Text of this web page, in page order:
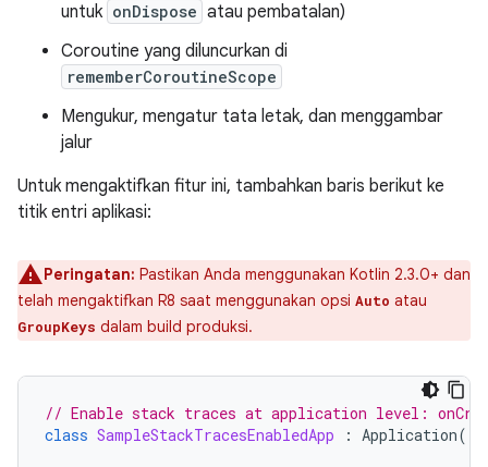
untuk onDispose atau pembatalan)
Coroutine yang diluncurkan di
rememberCoroutineScope
Mengukur, mengatur tata letak, dan menggambar
jalur
Untuk mengaktifkan fitur ini, tambahkan baris berikut ke
titik entri aplikasi:
Peringatan: Pastikan Anda menggunakan Kotlin 2.3.0+ dan
telah mengaktifkan R8 saat menggunakan opsi Auto atau
GroupKeys dalam build produksi.
// Enable stack traces at application level:
class SampleStackTracesEnabledApp : Application()